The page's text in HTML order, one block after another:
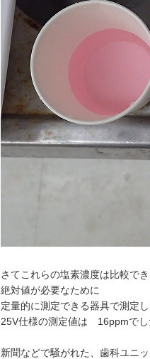
さてこれらの塩素濃度は比較で
絶対値が必要なために
定量的に測定できる器具で測定し
25V仕様の測定値は 16ppmでし
新聞などで騒がれた、歯科ユニ